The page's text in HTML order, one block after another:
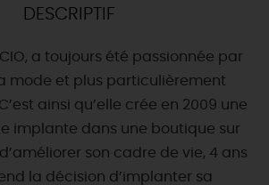
CE WEEK-END
DESCRIPTIF
a toujours été passionnée par
mode et plus particulièrement
ainsi qu’elle crée en 2009 une
implante dans une boutique sur
d’améliorer son cadre de vie, 4 ans
la décision d’implanter sa